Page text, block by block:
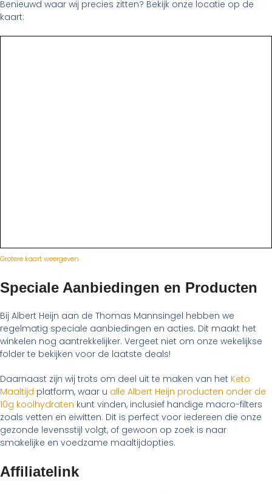
Benieuwd waar wij precies zitten? Bekijk onze locatie op de
kaart:
Grotere kaart weergeven
Speciale Aanbiedingen en Producten
Bij Albert Heijn aan de Thomas Mannsingel hebben we
regelmatig speciale aanbiedingen en acties. Dit maakt het
winkelen nog aantrekkelijker. Vergeet niet om onze wekelijkse
folder te bekijken voor de laatste deals!
Daarnaast zijn wij trots om deel uit te maken van het Keto
Maaltijd platform, waar u alle Albert Heijn producten onder de
10g koolhydraten kunt vinden, inclusief handige macro-filters
zoals vetten en eiwitten. Dit is perfect voor iedereen die onze
gezonde levensstijl volgt, of gewoon op zoek is naar
smakelijke en voedzame maaltijdopties.
Affiliatelink